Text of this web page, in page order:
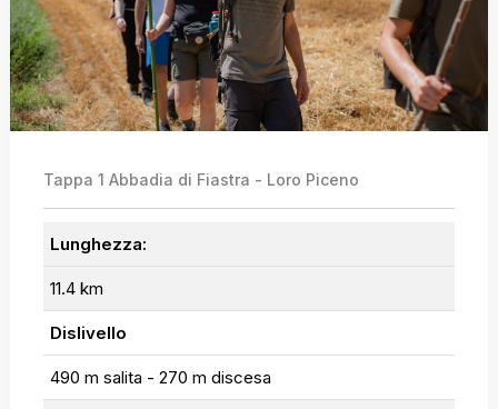
Tappa 1 Abbadia di Fiastra - Loro Piceno
Lunghezza:
11.4 km
Dislivello
490 m salita - 270 m discesa